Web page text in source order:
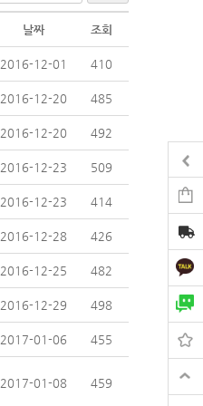
날짜 조회
2016-12-01 410
2016-12-20 485
2016-12-20 492
2016-12-23 509
2016-12-23 414
2016-12-28 426
2016-12-25 482
2016-12-29 498
2017-01-06 455
2017-01-08 459